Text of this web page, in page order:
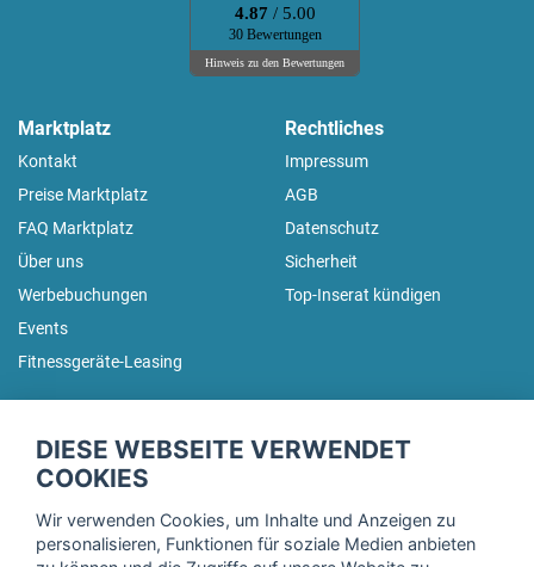
4.87 / 5.00
30 Bewertungen
Hinweis zu den Bewertungen
Marktplatz
Kontakt
Preise Marktplatz
FAQ Marktplatz
Über uns
Werbebuchungen
Events
Fitnessgeräte-Leasing
Rechtliches
Impressum
AGB
Datenschutz
Sicherheit
Top-Inserat kündigen
Trage dich hier für unseren Newsletter ein und erhalte regelmäßig
DIESE WEBSEITE VERWENDET
COOKIES
Wir verwenden Cookies, um Inhalte und Anzeigen zu
personalisieren, Funktionen für soziale Medien anbieten